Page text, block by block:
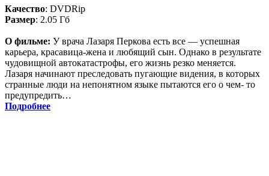
Качество: DVDRip
Размер: 2.05 Гб
О фильме: У врача Лазаря Перкова есть все — успешная
карьера, красавица-жена и любящий сын. Однако в результате
чудовищной автокатастрофы, его жизнь резко меняется.
Лазаря начинают преследовать пугающие видения, в которых
странные люди на непонятном языке пытаются его о чем- то
предупредить…
Подробнее